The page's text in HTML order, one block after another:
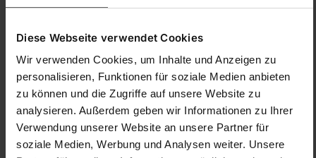
Diese Webseite verwendet Cookies
Wir verwenden Cookies, um Inhalte und Anzeigen zu
personalisieren, Funktionen für soziale Medien anbieten
zu können und die Zugriffe auf unsere Website zu
analysieren. Außerdem geben wir Informationen zu Ihrer
Verwendung unserer Website an unsere Partner für
soziale Medien, Werbung und Analysen weiter. Unsere
Thermosflasche Coco 1,0 L Edelstahl
sucht ist hiermit gut bedient. Leider kann man sie, wie so
viele andere Thermoskannen auch, nicht in der
Spülmaschine waschen.
Einfache Handhabung/Bedienung
5 1
quality d'produit